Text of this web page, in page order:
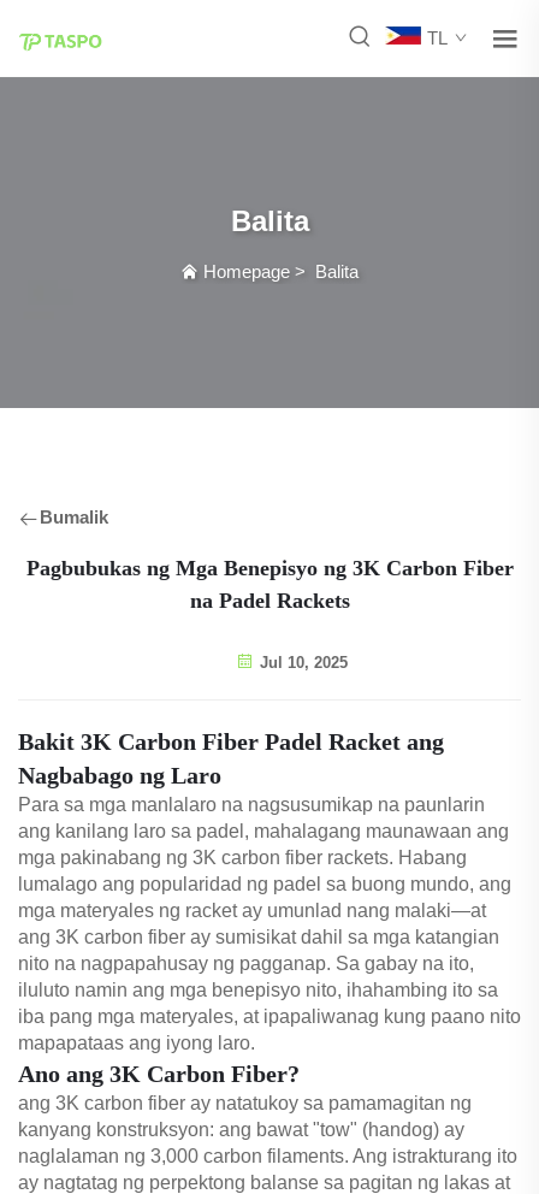
TL
Balita
Homepage > Balita
Bumalik
Pagbubukas ng Mga Benepisyo ng 3K Carbon Fiber
na Padel Rackets
Jul 10, 2025
Bakit 3K Carbon Fiber Padel Racket ang
Nagbabago ng Laro
Para sa mga manlalaro na nagsusumikap na paunlarin
ang kanilang laro sa padel, mahalagang maunawaan ang
mga pakinabang ng 3K carbon fiber rackets. Habang
lumalago ang popularidad ng padel sa buong mundo, ang
mga materyales ng racket ay umunlad nang malaki—at
ang 3K carbon fiber ay sumisikat dahil sa mga katangian
nito na nagpapahusay ng pagganap. Sa gabay na ito,
iluluto namin ang mga benepisyo nito, ihahambing ito sa
iba pang mga materyales, at ipapaliwanag kung paano nito
mapapataas ang iyong laro.
Ano ang 3K Carbon Fiber?
ang 3K carbon fiber ay natatukoy sa pamamagitan ng
kanyang konstruksyon: ang bawat "tow" (handog) ay
naglalaman ng 3,000 carbon filaments. Ang istrakturang ito
ay nagtatag ng perpektong balanse sa pagitan ng lakas at